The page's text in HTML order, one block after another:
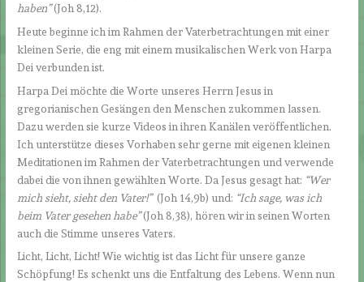
haben”(Joh 8,12).
Heute beginne ich im Rahmen der Vaterbetrachtungen mit einer
kleinen Serie, die eng mit einem musikalischen Werk von Harpa
Dei verbunden ist.
Harpa Dei möchte die Worte unseres Herrn Jesus in
gregorianischen Gesängen den Menschen zukommen lassen.
Dazu werden sie kurze Videos in ihren Kanälen veröffentlichen.
Ich unterstütze dieses Vorhaben sehr gerne mit eigenen kleinen
Meditationen im Rahmen der Vaterbetrachtungen und verwende
dabei die von ihnen gewählten Worte. Da Jesus gesagt hat: “Wer
mich sieht, sieht den Vater!”(Joh 14,9b) und: “Ich sage, was ich
beim Vater gesehen habe”(Joh 8,38), hören wir in seinen Worten
auch die Stimme unseres Vaters.
Licht, Licht, Licht! Wie wichtig ist das Licht für unsere ganze
Schöpfung! Es schenkt uns die Entfaltung des Lebens. Wenn nun